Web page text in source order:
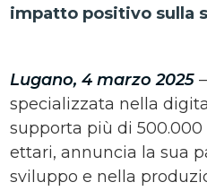
impatto positivo sulla
Lugano, 4 marzo 2025 –
specializzata nella
supporta più di
ettari, annuncia la sua
sviluppo e nella